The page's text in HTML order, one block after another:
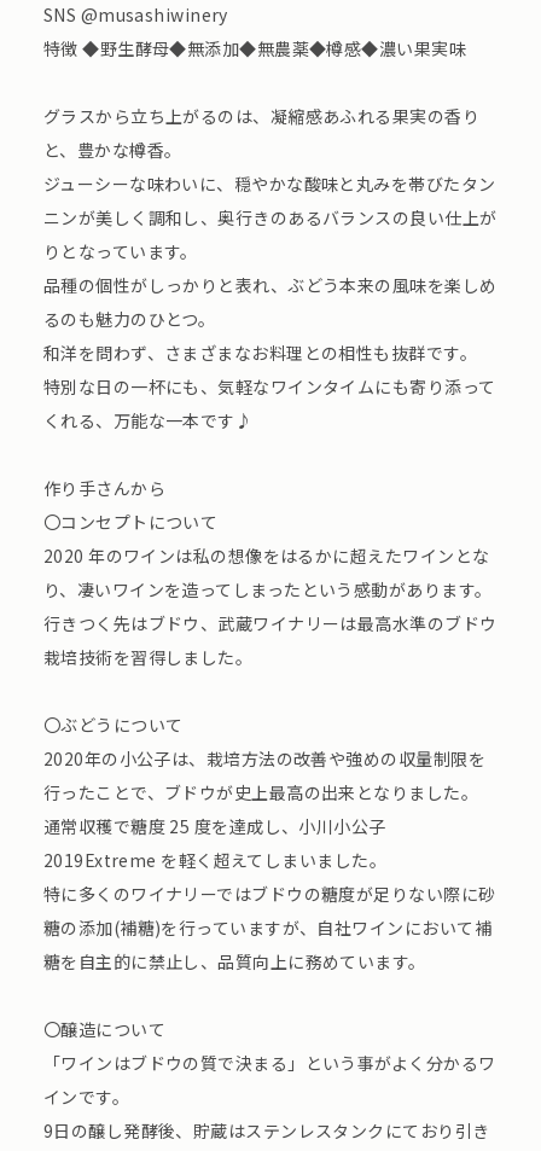
SNS @musashiwinery
特徴 ◆野生酵母◆無添加◆無農薬◆樽感◆濃い果実味
グラスから立ち上がるのは、凝縮感あふれる果実の香り
と、豊かな樽香。
ジューシーな味わいに、穏やかな酸味と丸みを帯びたタン
ニンが美しく調和し、奥行きのあるバランスの良い仕上が
りとなっています。
品種の個性がしっかりと表れ、ぶどう本来の風味を楽しめ
るのも魅力のひとつ。
和洋を問わず、さまざまなお料理との相性も抜群です。
特別な日の一杯にも、気軽なワインタイムにも寄り添って
くれる、万能な一本です♪
作り手さんから
〇コンセプトについて
2020 年のワインは私の想像をはるかに超えたワインとな
り、凄いワインを造ってしまったという感動があります。
行きつく先はブドウ、武蔵ワイナリーは最高水準のブドウ
栽培技術を習得しました。
〇ぶどうについて
2020年の小公子は、栽培方法の改善や強めの収量制限を
行ったことで、ブドウが史上最高の出来となりました。
通常収穫で糖度 25 度を達成し、小川小公子
2019Extreme を軽く超えてしまいました。
特に多くのワイナリーではブドウの糖度が足りない際に砂
糖の添加(補糖)を行っていますが、自社ワインにおいて補
糖を自主的に禁止し、品質向上に務めています。
〇醸造について
「ワインはブドウの質で決まる」という事がよく分かるワ
インです。
9日の醸し発酵後、貯蔵はステンレスタンクにており引き